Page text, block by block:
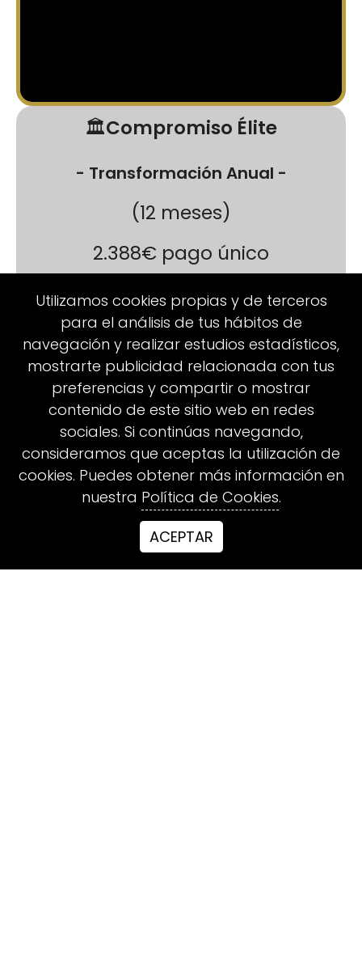
🏛️Compromiso Élite
- Transformación Anual -
(12 meses)
2.388€ pago único
*Impuestos incluidos
RENOVAR MI PLAZA
💳Compromiso Mensual
🔒 Exclusivo para miembros activos
199€
​​​​​​​*Impuestos incluidos​​​​​​​
*Impuestos incluidos
QUIERO FORMAR PARTE
Utilizamos cookies propias y de terceros
para el análisis de tus hábitos de
navegación y realizar estudios estadísticos,
mostrarte publicidad relacionada con tus
preferencias y compartir o mostrar
contenido de este sitio web en redes
sociales. Si continúas navegando,
consideramos que aceptas la utilización de
cookies. Puedes obtener más información en
nuestra Política de Cookies.
ACEPTAR